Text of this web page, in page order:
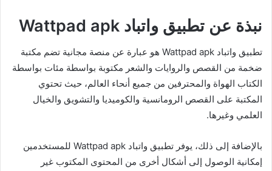
نبذة عن تطبيق واتباد Wattpad apk
تطبيق واتباد Wattpad apk هو عبارة عن منصة مجانية تضم مكتبة
ضخمة من القصص والروايات والشعر مكتوبة بواسطة مئات بواسطة
الكتاب الهواة والمحترفين من جميع أنحاء العالم، حيث تحتوي
المكتبة على القصص الرومانسية والكوميديا والتشويق والخيال
العلمي وغيرها.
بالإضافة إلى ذلك، يوفر تطبيق واتباد Wattpad apk للمستخدمين
إمكانية الوصول إلى أشكال أخرى من المحتوى المكتوب غير